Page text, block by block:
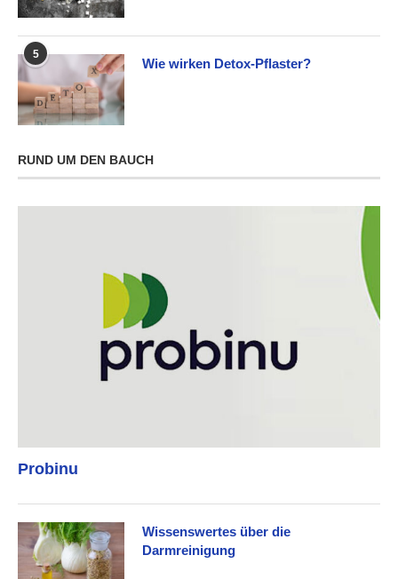
5
Wie wirken Detox-Pflaster?
RUND UM DEN BAUCH
Probinu
Wissenswertes über die
Darmreinigung